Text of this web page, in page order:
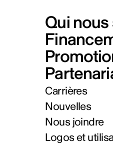
Qui
Carrières
Nouvelles
Nous joindre
Logos et